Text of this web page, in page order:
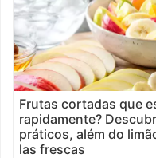
Frutas cortadas que
rapidamente?
práticos, além do
las frescas